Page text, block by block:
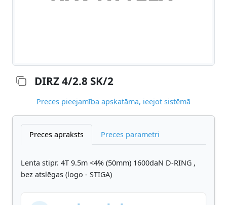
DIRZ 4/2.8 SK/2
Preces pieejamība apskatāma, ieejot sistēmā
Preces apraksts Preces parametri
Lenta stipr. 4T 9.5m <4% (50mm) 1600daN D-RING ,
bez atslēgas (logo - STIGA)